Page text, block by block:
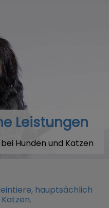
Leistungen
Hunden und Katzen
hauptsächlich